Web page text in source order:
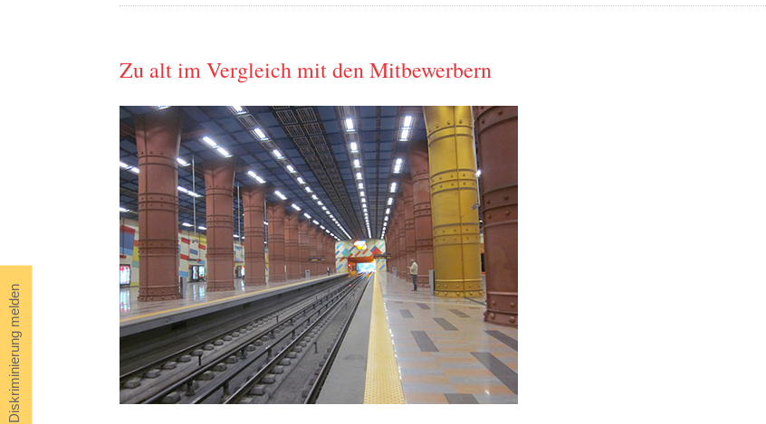
Diskriminierung melden
Zu alt im Vergleich mit den Mitbewerbern